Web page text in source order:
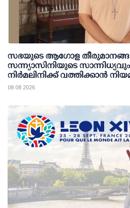
സഭയുടെ ആഗോള
സന്ന്യാസിനിയുടെ സാന്നിധ്യവും;
നിർമലിനിക്ക് വത്തിക്കാൻ
08 08 2026